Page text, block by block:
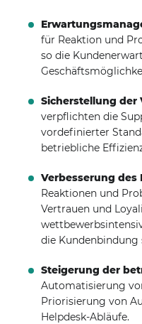
für Reaktion und
so die
Sicherstellung
verpflichten die
vordefinierter
betriebliche
Verbesserung
Reaktionen und
Vertrauen und
die Kundenbindung
Steigerung der
Automatisierung
Priorisierung von
Helpdesk-Abläufe.